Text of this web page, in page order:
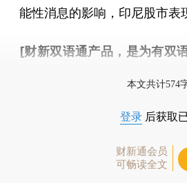
能性消息的影响，印尼股市表
[财新双语通产品，是为有双
本文共计574
登录 后获取
财新通会员
可畅读全文